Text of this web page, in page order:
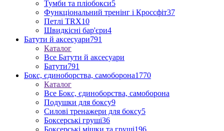
Тумби та пліобокси5
Функціональний тренінг і Кроссфіт37
Петлі TRX10
Швидкісні бар'єри4
Батути й аксесуари791
Каталог
Все Батути й аксесуари
Батути791
Бокс, єдиноборства, самоборона1770
Каталог
Все Бокс, єдиноборства, самоборона
Подушки для боксу9
Силові тренажери для боксу5
Боксерські груші36
Боксерські мішки та груші196